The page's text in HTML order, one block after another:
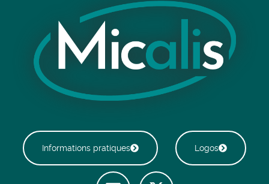
Informations pratiques Logos